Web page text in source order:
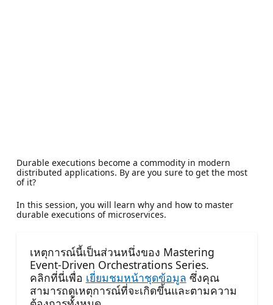
Durable executions become a commodity in modern
distributed applications. By are you sure to get the most
of it?
In this session, you will learn why and how to master
durable executions of microservices.
เหตุการณ์นี้เป็นส่วนหนึ่งของ Mastering
Event-Driven Orchestrations Series.
คลิกที่นี่เพื่อ เยี่ยมชมหน้าชุดข้อมูล ซึ่งคุณ
สามารถดูเหตุการณ์ที่จะเกิดขึ้นและตามความ